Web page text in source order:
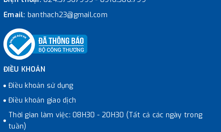
Email: banthach23@gmail.com
ĐIỀU KHOẢN
Điều khoản sử dụng
Điều khoản giao dịch
Thời gian làm việc: 08H30 - 20H30 (Tất cả các ngày trong
tuần)